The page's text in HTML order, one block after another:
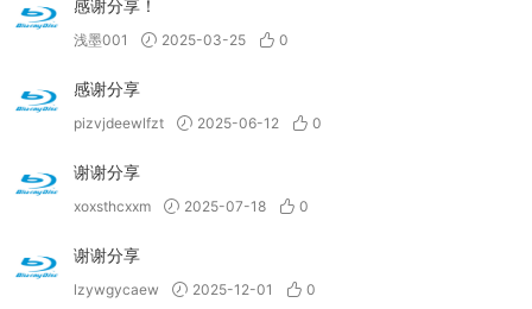
感谢分享！
浅墨001 2025-03-25 0
感谢分享
pizvjdeewlfzt 2025-06-12 0
谢谢分享
xoxsthcxxm 2025-07-18 0
谢谢分享
lzywgycaew 2025-12-01 0